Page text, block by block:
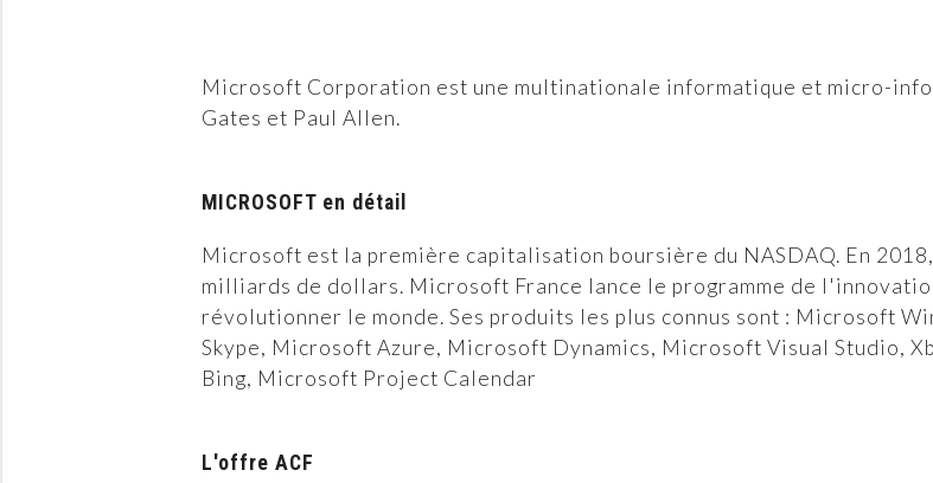
Microsoft Corporation est une multinationale informatique et micro-
Gates et Paul Allen.
MICROSOFT en détail
Microsoft est la première capitalisation boursière du NASDAQ. En
milliards de dollars. Microsoft France lance le programme de
révolutionner le monde. Ses produits les plus connus sont : Microsoft
Skype, Microsoft Azure, Microsoft Dynamics, Microsoft Visual Studio,
Bing, Microsoft Project Calendar
L'offre ACF